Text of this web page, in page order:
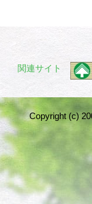
関連サイト
Copyright (c)